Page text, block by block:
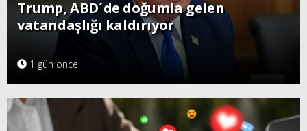
Trump, ABD´de doğumla gelen
vatandaşlığı kaldırıyor
1 gün önce